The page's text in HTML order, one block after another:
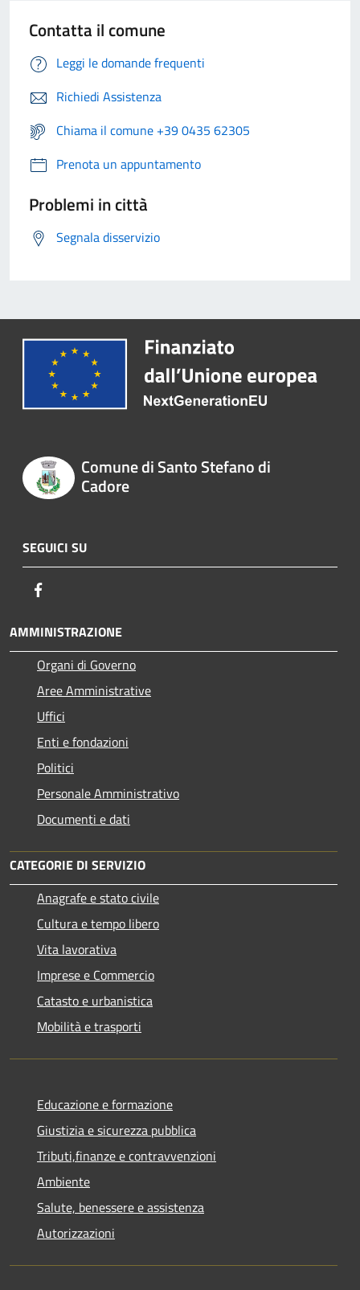
Contatta il comune
Leggi le domande frequenti
Richiedi Assistenza
Chiama il comune +39 0435 62305
Prenota un appuntamento
Problemi in città
Segnala disservizio
Comune di Santo Stefano di
Cadore
SEGUICI SU
AMMINISTRAZIONE
Organi di Governo
Aree Amministrative
Uffici
Enti e fondazioni
Politici
Personale Amministrativo
Documenti e dati
CATEGORIE DI SERVIZIO
Anagrafe e stato civile
Cultura e tempo libero
Vita lavorativa
Imprese e Commercio
Catasto e urbanistica
Mobilità e trasporti
Educazione e formazione
Giustizia e sicurezza pubblica
Tributi,finanze e contravvenzioni
Ambiente
Salute, benessere e assistenza
Autorizzazioni